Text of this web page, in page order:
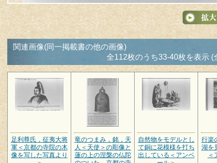
関連画像(同一掲載書の他の画像)
全112枚のうち33-40枚を表示 (
足利尊氏，征夷大将
軍＜京都の寺院の木
像を写した写真より
竜のつまみ，銘，天
人＜天使＞の彫像と
蓮の上の涅槃の仏陀
自然物をモデルとし
て銅に花模様を打ち
出している＜アンベ
行楽
湖を
＜